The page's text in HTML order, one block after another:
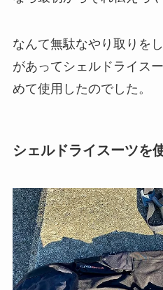
なんて無駄なやり取りを
があってシェルドライス
めて使用したのでした。
シェルドライスーツを